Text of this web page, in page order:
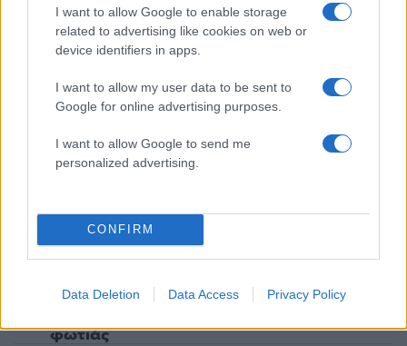
I want to allow Google to enable storage
related to advertising like cookies on web or
device identifiers in apps.
I want to allow my user data to be sent to
Google for online advertising purposes.
I want to allow Google to send me
personalized advertising.
CONFIRM
Data Deletion Data Access Privacy Policy
Ψάθα: «Δεν υπήρξε τεχνικό πρόβλημα με
τα δύο ελικόπτερα» κατέθεσαν ο Βρετανός
χειριστής και ο Έλληνας διερμηνέας
«Βαριά καμπάνα» στον 27χρονο τράπερ
που έτρεχε με 182 χιλιόμετρα την ώρα σε
δρόμο με όριο τα 80
Μητσοτάκης στην υπογραφή συμφωνίας
για την ηλεκτρική διασύνδεση Ελλάδας –
Κύπρου: «Ισχυρή ψήφος εμπιστοσύνης» η
Πιο σχολιασμένα
Canadair 515: Οι πρώτες εικόνες από την
κατασκευή του αεροσκάφους που θα
φωτιάς